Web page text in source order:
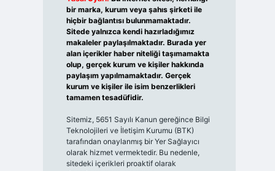
bir marka, kurum veya şahıs şirketi ile
hiçbir bağlantısı bulunmamaktadır.
Sitede yalnızca kendi hazırladığımız
makaleler paylaşılmaktadır. Burada yer
alan içerikler haber niteliği taşımamakta
olup, gerçek kurum ve kişiler hakkında
paylaşım yapılmamaktadır. Gerçek
kurum ve kişiler ile isim benzerlikleri
tamamen tesadüfidir.
Sitemiz, 5651 Sayılı Kanun gereğince Bilgi
Teknolojileri ve İletişim Kurumu (BTK)
tarafından onaylanmış bir Yer Sağlayıcı
olarak hizmet vermektedir. Bu nedenle,
sitedeki içerikleri proaktif olarak